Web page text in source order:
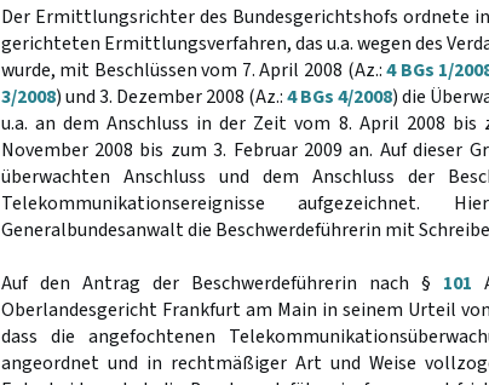
Der Ermittlungsrichter des Bundesgerichtshofs ordnete
gerichteten Ermittlungsverfahren, das u.a. wegen des
wurde, mit Beschlüssen vom 7. April 2008 (Az.:4 BGs 1/
3/2008) und 3. Dezember 2008 (Az.:4 BGs 4/2008) die
u.a. an dem Anschluss in der Zeit vom 8. April 2008 bis
November 2008 bis zum 3. Februar 2009 an. Auf dieser
überwachten Anschluss und dem Anschluss der
Telekommunikationsereignisse aufgezeichnet.
Generalbundesanwalt die Beschwerdeführerin mit
Auf den Antrag der Beschwerdeführerin nach § 101
Oberlandesgericht Frankfurt am Main in seinem Urteil
dass die angefochtenen
angeordnet und in rechtmäßiger Art und Weise